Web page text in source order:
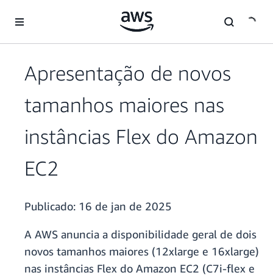
Pular para o conteúdo principal
Apresentação de novos
tamanhos maiores nas
instâncias Flex do Amazon
EC2
Publicado: 16 de jan de 2025
A AWS anuncia a disponibilidade geral de dois
novos tamanhos maiores (12xlarge e 16xlarge)
nas instâncias Flex do Amazon EC2 (C7i-flex e